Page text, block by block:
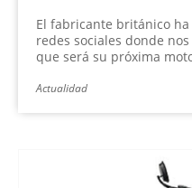
El fabricante británico
redes sociales donde
que será su próxima
Actualidad